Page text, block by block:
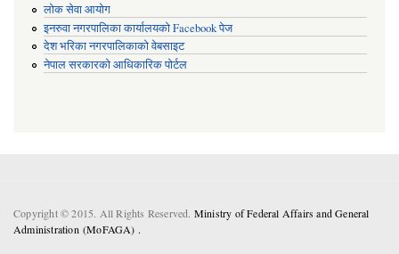
लोक सेवा आयोग
इनरुवा नगरपालिका कार्यालयको Facebook पेज
देश भरिका नगरपालिकाको वेबसाइट
नेपाल सरकारको आधिकारिक पोर्टल
Copyright © 2015. All Rights Reserved. Ministry of Federal Affairs and General
Administration (MoFAGA) .